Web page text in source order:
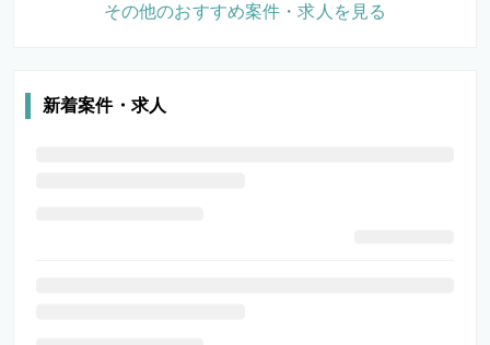
その他のおすすめ案件・求人を見る
新着案件・求人